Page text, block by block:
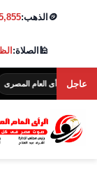
🪙 الذهب:5,855
🕌الصلاة:
عاجل
العام المصرى